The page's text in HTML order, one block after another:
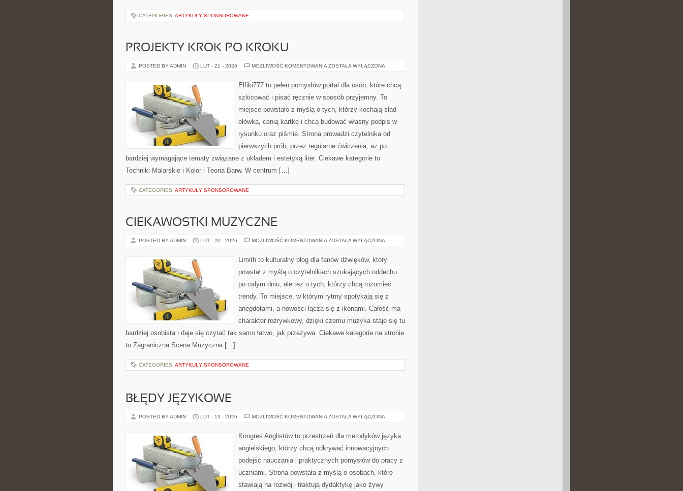
CATEGORIES: ARTYKUŁY SPONSOROWANE
PROJEKTY KROK PO KROKU
POSTED BY ADMIN LUT - 21 - 2026 MOŻLIWOŚĆ KOMENTOWANIA PROJEKTY
KROKU
ZOSTAŁA WYŁĄCZONA
Elfiki777 to pełen pomysłów portal dla osób, które chcą
szkicować i pisać ręcznie w sposób przyjemny. To
miejsce powstało z myślą o tych, którzy kochają ślad
ołówka, cenią kartkę i chcą budować własny podpis w
rysunku oraz piśmie. Strona prowadzi czytelnika od
pierwszych prób, przez regularne ćwiczenia, aż po
bardziej wymagające tematy związane z układem i estetyką liter. Ciekawe kategorie to
Techniki Malarskie i Kolor i Teoria Barw. W centrum […]
CATEGORIES: ARTYKUŁY SPONSOROWANE
CIEKAWOSTKI MUZYCZNE
POSTED BY ADMIN LUT - 20 - 2026 MOŻLIWOŚĆ KOMENTOWANIA CIEKAWOSTKI
ZOSTAŁA WYŁĄCZONA
Limith to kulturalny blog dla fanów dźwięków, który
powstał z myślą o czytelnikach szukających oddechu
po całym dniu, ale też o tych, którzy chcą rozumieć
trendy. To miejsce, w którym rytmy spotykają się z
anegdotami, a nowości łączą się z ikonami. Całość ma
charakter rozrywkowy, dzięki czemu muzyka staje się tu
bardziej osobista i daje się czytać tak samo łatwo, jak przeżywa. Ciekawe kategorie na stronie
to Zagraniczna Scena Muzyczna […]
CATEGORIES: ARTYKUŁY SPONSOROWANE
BŁĘDY JĘZYKOWE
POSTED BY ADMIN LUT - 19 - 2026 MOŻLIWOŚĆ KOMENTOWANIA BŁĘDY
ZOSTAŁA WYŁĄCZONA
Kongres Anglistów to przestrzeń dla metodyków języka
angielskiego, którzy chcą odkrywać innowacyjnych
podejść nauczania i praktycznych pomysłów do pracy z
uczniami. Strona powstała z myślą o osobach, które
stawiają na rozwój i traktują dydaktykę jako żywy